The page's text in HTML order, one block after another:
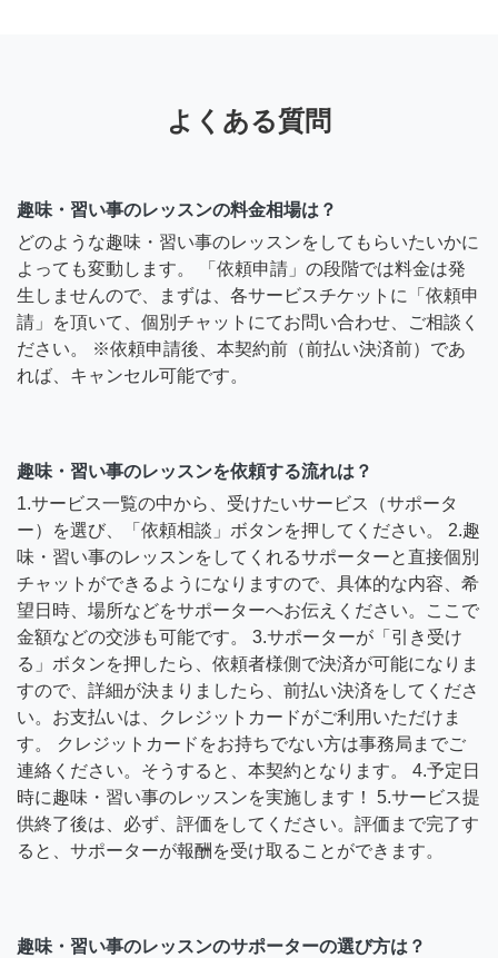
よくある質問
趣味・習い事のレッスンの料金相場は？
どのような趣味・習い事のレッスンをしてもらいたいかに
よっても変動します。 「依頼申請」の段階では料金は発
生しませんので、まずは、各サービスチケットに「依頼申
請」を頂いて、個別チャットにてお問い合わせ、ご相談く
ださい。 ※依頼申請後、本契約前（前払い決済前）であ
れば、キャンセル可能です。
趣味・習い事のレッスンを依頼する流れは？
1.サービス一覧の中から、受けたいサービス（サポータ
ー）を選び、「依頼相談」ボタンを押してください。 2.趣
味・習い事のレッスンをしてくれるサポーターと直接個別
チャットができるようになりますので、具体的な内容、希
望日時、場所などをサポーターへお伝えください。ここで
金額などの交渉も可能です。 3.サポーターが「引き受け
る」ボタンを押したら、依頼者様側で決済が可能になりま
すので、詳細が決まりましたら、前払い決済をしてくださ
い。お支払いは、クレジットカードがご利用いただけま
す。 クレジットカードをお持ちでない方は事務局までご
連絡ください。そうすると、本契約となります。 4.予定日
時に趣味・習い事のレッスンを実施します！ 5.サービス提
供終了後は、必ず、評価をしてください。評価まで完了す
ると、サポーターが報酬を受け取ることができます。
趣味・習い事のレッスンのサポーターの選び方は？